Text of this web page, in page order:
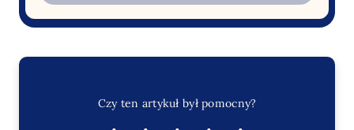
Czy ten artykuł był pomocny?